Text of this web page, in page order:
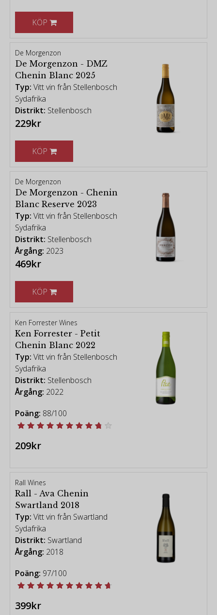
KÖP
De Morgenzon
De Morgenzon - DMZ
Chenin Blanc 2025
Typ: Vitt vin från Stellenbosch
Sydafrika
Distrikt: Stellenbosch
229kr
KÖP
De Morgenzon
De Morgenzon - Chenin
Blanc Reserve 2023
Typ: Vitt vin från Stellenbosch
Sydafrika
Distrikt: Stellenbosch
Årgång: 2023
469kr
KÖP
Ken Forrester Wines
Ken Forrester - Petit
Chenin Blanc 2022
Typ: Vitt vin från Stellenbosch
Sydafrika
Distrikt: Stellenbosch
Årgång: 2022
Poäng: 88/100
209kr
Rall Wines
Rall - Ava Chenin
Swartland 2018
Typ: Vitt vin från Swartland
Sydafrika
Distrikt: Swartland
Årgång: 2018
Poäng: 97/100
399kr